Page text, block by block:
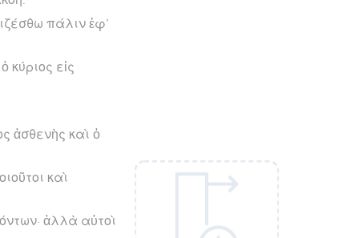
πάλιν ἐφ’
κύριος εἰς
ἀσθενὴς καὶ ὁ
καὶ
ἀλλὰ αὐτοὶ